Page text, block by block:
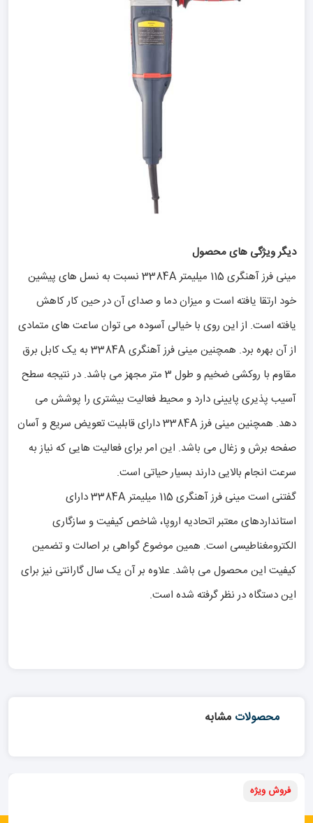
دیگر ویژگی های محصول
مینی فرز آهنگری 115 میلیمتر 3384A نسبت به نسل های پیشین
خود ارتقا یافته است و میزان دما و صدای آن در حین کار کاهش
یافته است. از این روی با خیالی آسوده می توان ساعت های متمادی
از آن بهره برد. همچنین مینی فرز آهنگری 3384A به یک کابل برق
مقاوم با روکشی ضخیم و طول 3 متر مجهز می باشد. در نتیجه سطح
آسیب پذیری پایینی دارد و محیط فعالیت بیشتری را پوشش می
دهد. همچنین مینی فرز 3384A دارای قابلیت تعویض سریع و آسان
صفحه برش و زغال می باشد. این امر برای فعالیت هایی که نیاز به
سرعت انجام بالایی دارند بسیار حیاتی است.
گفتنی است مینی فرز آهنگری 115 میلیمتر 3384A دارای
استانداردهای معتبر اتحادیه اروپا، شاخص کیفیت و سازگاری
الکترومغناطیسی است. همین موضوع گواهی بر اصالت و تضمین
کیفیت این محصول می باشد. علاوه بر آن یک سال گارانتی نیز برای
این دستگاه در نظر گرفته شده است.
محصولات مشابه
فروش ویژه